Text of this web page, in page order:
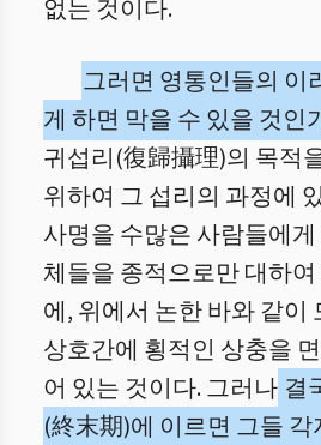
없는 것이다.
그러면 영통인들의 이
게 하면 막을 수 있을 것인
귀섭리(復歸攝理)의 목적
위하여 그 섭리의 과정에
사명을 수많은 사람들에
체들을 종적으로만 대하
에, 위에서 논한 바와 같이
상호간에 횡적인 상충을
어 있는 것이다. 그러나 결
(終末期)에 이르면 그들